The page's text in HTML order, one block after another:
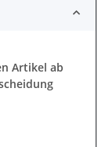
Artikel ab